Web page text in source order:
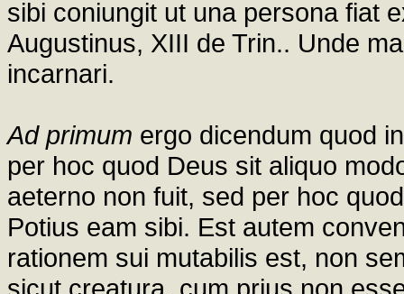
sibi coniungit ut una persona fiat
Augustinus, XIII de Trin.. Unde
incarnari.
Ad primum ergo dicendum quod
per hoc quod Deus sit aliquo
aeterno non fuit, sed per hoc
Potius eam sibi. Est autem
rationem sui mutabilis est, non